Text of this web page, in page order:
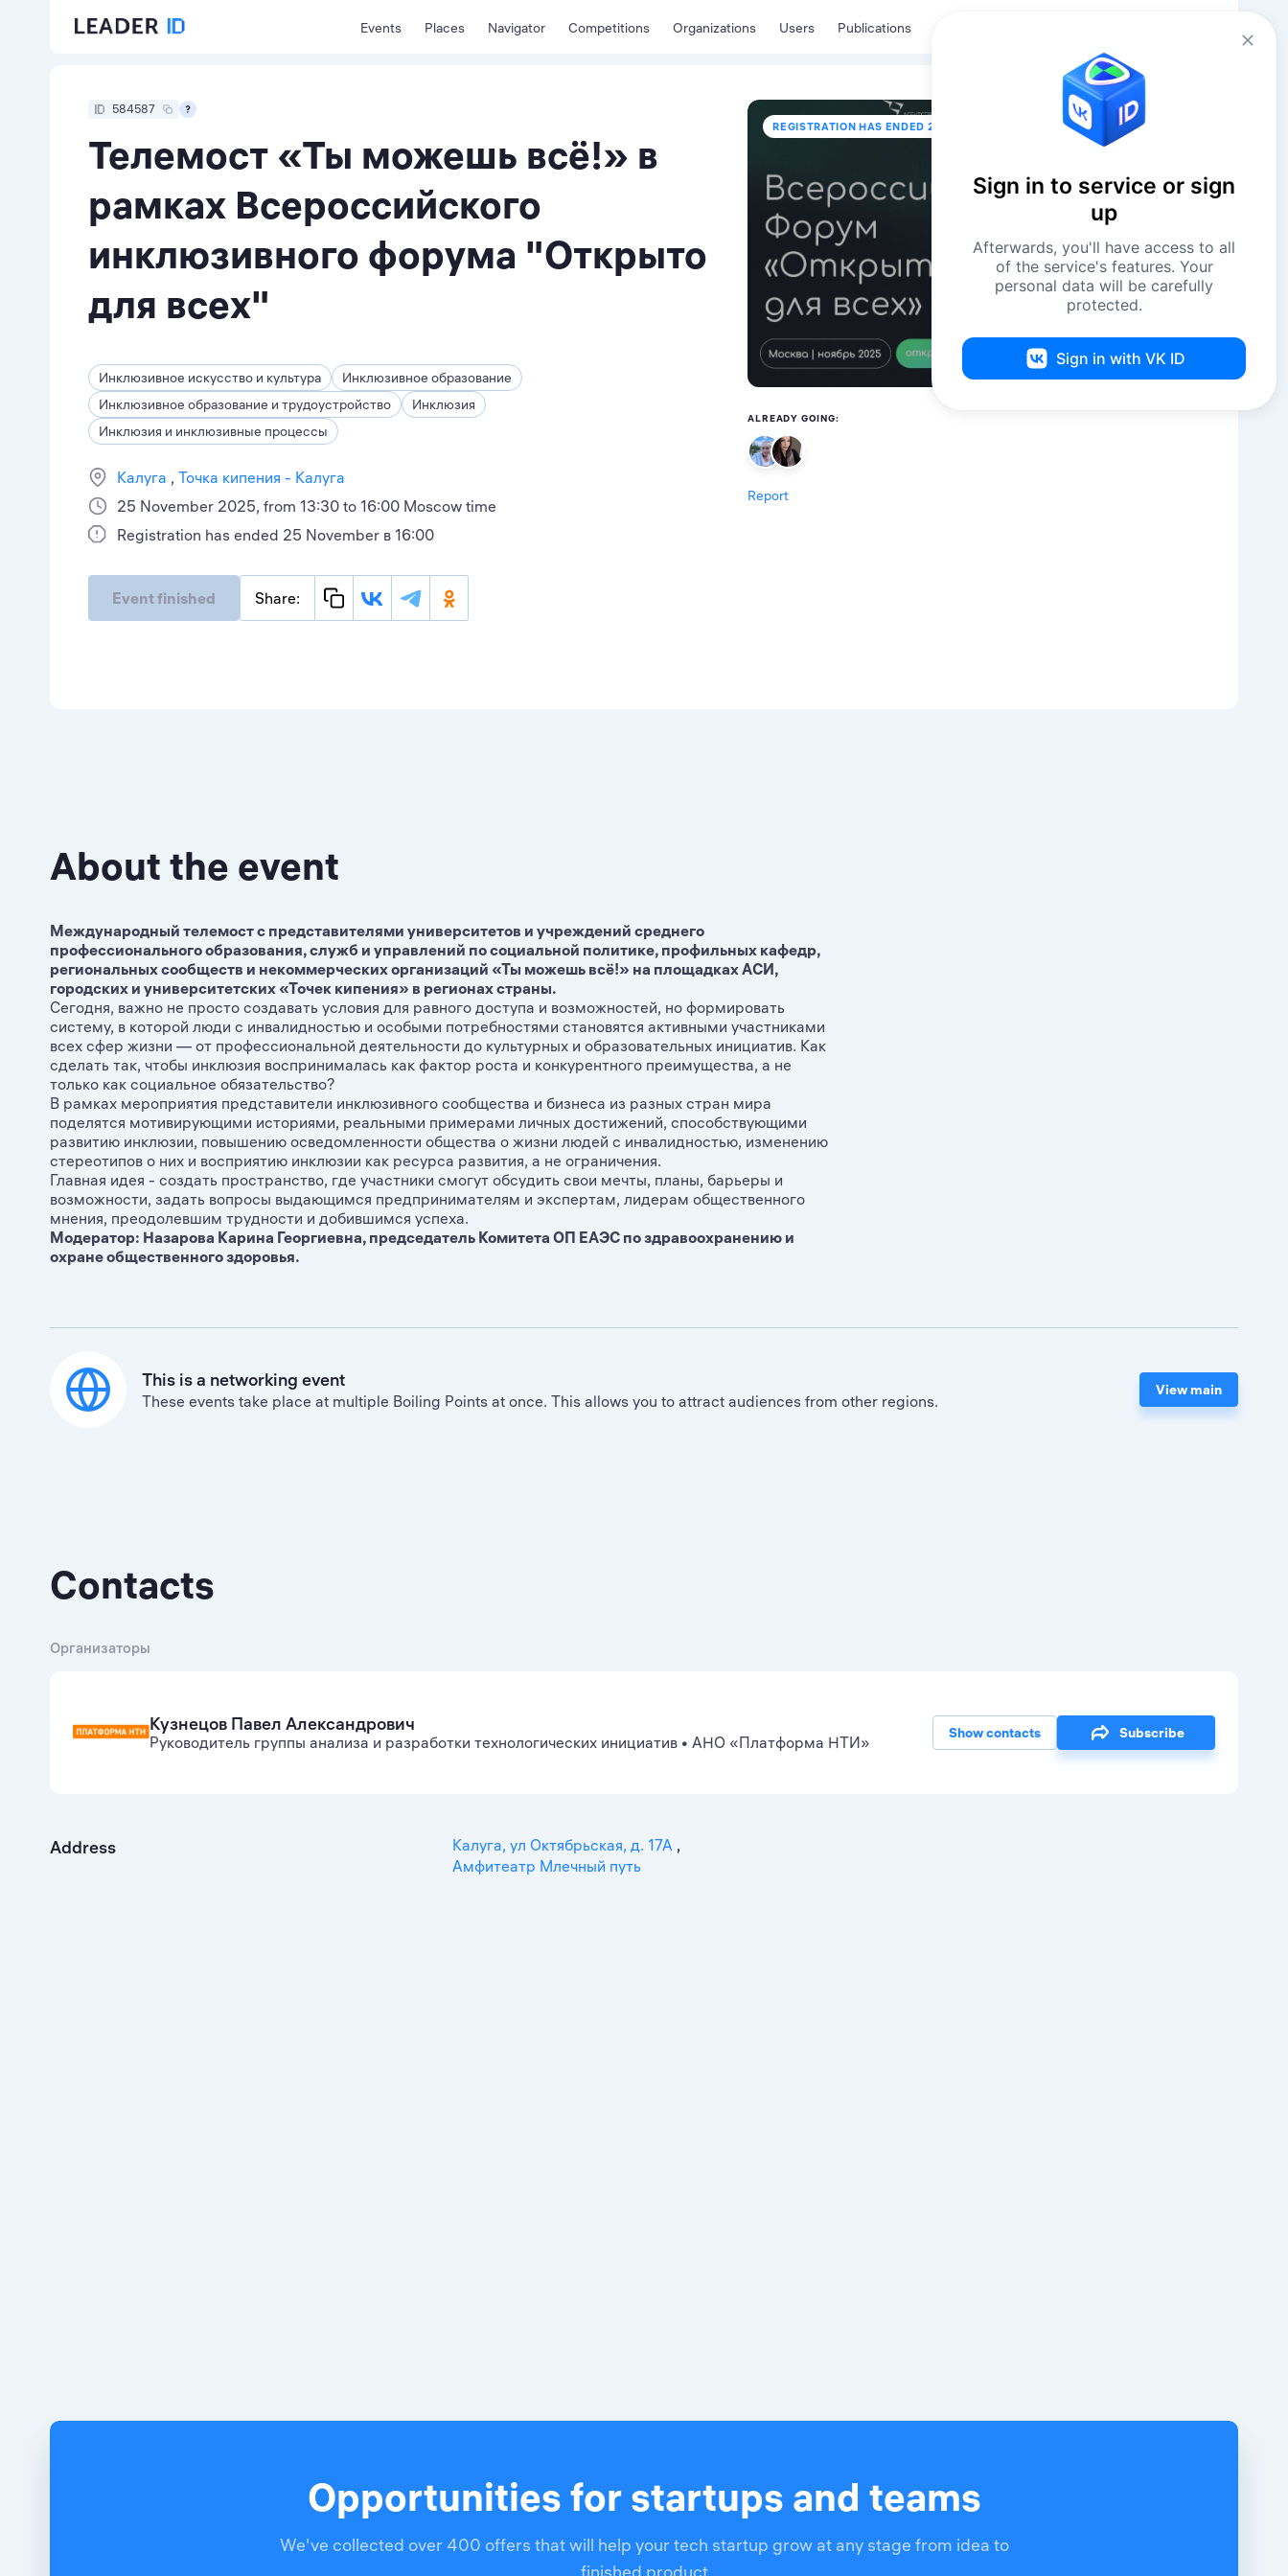
Events Places Navigator Competitions Organizations Users Publications
584587
Телемост «Ты можешь всё!» в
рамках Всероссийского
инклюзивного форума "Открыто
для всех"
Инклюзивное искусство и культура
Инклюзивное образование
Инклюзивное образование и трудоустройство
Инклюзия
Инклюзия и инклюзивные процессы
Калуга
Точка кипения - Калуга
25 November 2025, from 13:30 to 16:00 Moscow time
Registration has ended 25 November в 16:00
Event finished Share:
REGISTRATION HAS ENDED 25 NOVEMBER В 16:00
ALREADY GOING:
Report
About the event
Международный телемост с представителями университетов и учреждений среднего
профессионального образования, служб и управлений по социальной политике, профильных кафедр,
региональных сообществ и некоммерческих организаций «Ты можешь всё!» на площадках АСИ,
городских и университетских «Точек кипения» в регионах страны.
Сегодня, важно не просто создавать условия для равного доступа и возможностей, но формировать
систему, в которой люди с инвалидностью и особыми потребностями становятся активными участниками
всех сфер жизни — от профессиональной деятельности до культурных и образовательных инициатив. Как
сделать так, чтобы инклюзия воспринималась как фактор роста и конкурентного преимущества, а не
только как социальное обязательство?
В рамках мероприятия представители инклюзивного сообщества и бизнеса из разных стран мира
поделятся мотивирующими историями, реальными примерами личных достижений, способствующими
развитию инклюзии, повышению осведомленности общества о жизни людей с инвалидностью, изменению
стереотипов о них и восприятию инклюзии как ресурса развития, а не ограничения.
Главная идея - создать пространство, где участники смогут обсудить свои мечты, планы, барьеры и
возможности, задать вопросы выдающимся предпринимателям и экспертам, лидерам общественного
мнения, преодолевшим трудности и добившимся успеха.
Модератор: Назарова Карина Георгиевна, председатель Комитета ОП ЕАЭС по здравоохранению и
охране общественного здоровья.
This is a networking event
These events take place at multiple Boiling Points at once. This allows you to attract audiences from other regions.
View main
Contacts
Организаторы
Кузнецов Павел Александрович
Руководитель группы анализа и разработки технологических инициатив • АНО «Платформа НТИ» Show contacts Subscribe
Address Калуга, ул Октябрьская, д. 17А ,
Амфитеатр Млечный путь
Opportunities for startups and teams
We've collected over 400 offers that will help your tech startup grow at any stage from idea to
Sign in to service or sign
up
Afterwards, you'll have access to all
of the service's features. Your
personal data will be carefully
protected.
Sign in with VK ID